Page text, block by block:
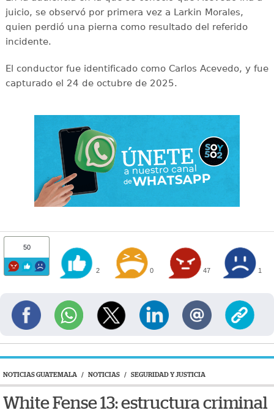
juicio, se observó por primera vez a Larkin Morales,
quien perdió una pierna como resultado del referido
incidente.
El conductor fue identificado como Carlos Acevedo, y fue
capturado el 24 de octubre de 2025.
50
2 0 47 1
NOTICIAS GUATEMALA / NOTICIAS / SEGURIDAD Y JUSTICIA
White Fense 13: estructura criminal